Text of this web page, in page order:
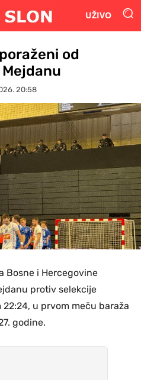
UŽIVO
od
20:58
Bosne i Hercegovine
protiv selekcije
u prvom meču baraža
godine.